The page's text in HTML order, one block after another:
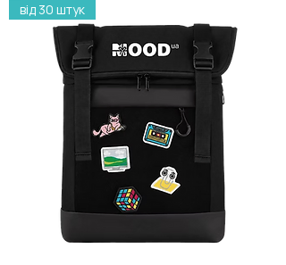
від 30 штук